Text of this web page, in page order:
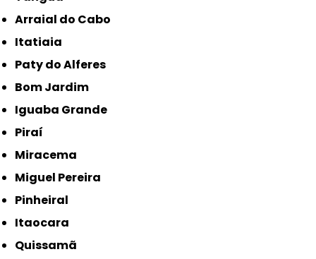
Arraial do Cabo
Itatiaia
Paty do Alferes
Bom Jardim
Iguaba Grande
Piraí
Miracema
Miguel Pereira
Pinheiral
Itaocara
Quissamã